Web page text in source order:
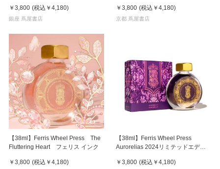
￥3,800 (税込 ￥4,180)
銀座 蔦屋書店
￥3,800 (税込 ￥4,180)
京都 蔦屋書店
【38ml】Ferris Wheel Press The
Fluttering Heart フェリス インク
￥3,800 (税込 ￥4,180)
【38ml】Ferris Wheel Press
Aurorelias 2024リミテッドエディ
￥3,800 (税込 ￥4,180)